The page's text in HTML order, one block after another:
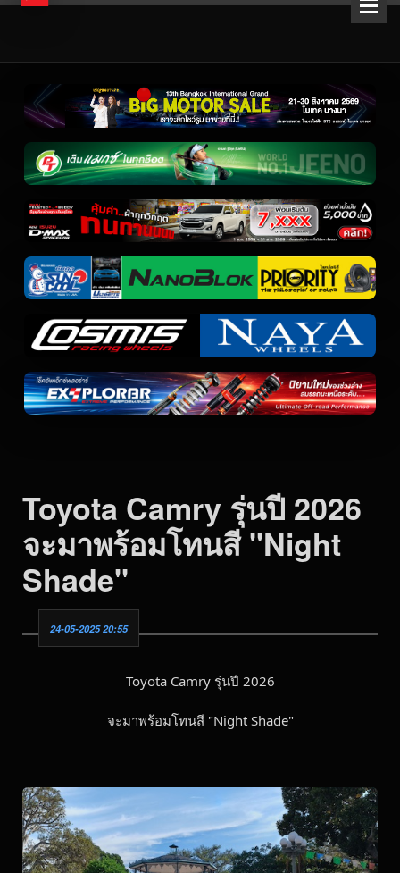
Toyota Camry รุ่นปี 2026
จะมาพร้อมโทนสี "Night
Shade"
24-05-2025 20:55
Toyota Camry รุ่นปี 2026
จะมาพร้อมโทนสี "Night Shade"